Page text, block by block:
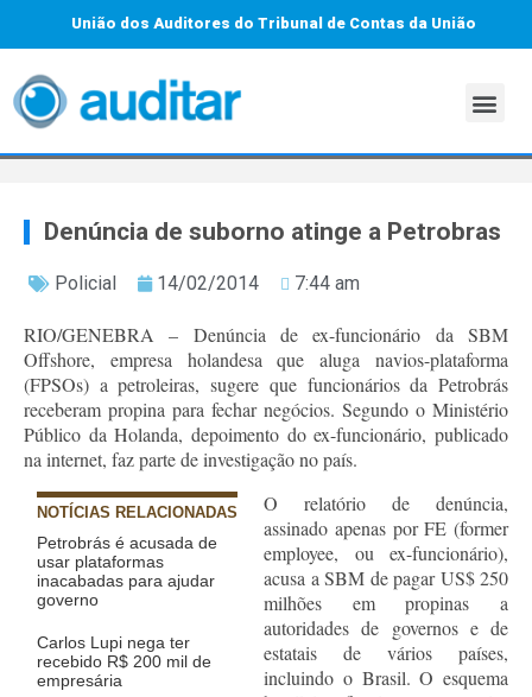
União dos Auditores do Tribunal de Contas da União
Denúncia de suborno atinge a Petrobras
Policial 14/02/2014 7:44 am
RIO/GENEBRA – Denúncia de ex-funcionário da SBM
Offshore, empresa holandesa que aluga navios-plataforma
(FPSOs) a petroleiras, sugere que funcionários da Petrobrás
receberam propina para fechar negócios. Segundo o Ministério
Público da Holanda, depoimento do ex-funcionário, publicado
na internet, faz parte de investigação no país.
NOTÍCIAS RELACIONADAS
Petrobrás é acusada de
usar plataformas
inacabadas para ajudar
governo
Carlos Lupi nega ter
recebido R$ 200 mil de
empresária
O relatório de denúncia,
assinado apenas por FE (former
employee, ou ex-funcionário),
acusa a SBM de pagar US$ 250
milhões em propinas a
autoridades de governos e de
estatais de vários países,
incluindo o Brasil. O esquema